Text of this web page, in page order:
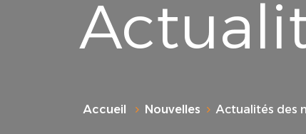
Accueil Nouvelles Actualités des